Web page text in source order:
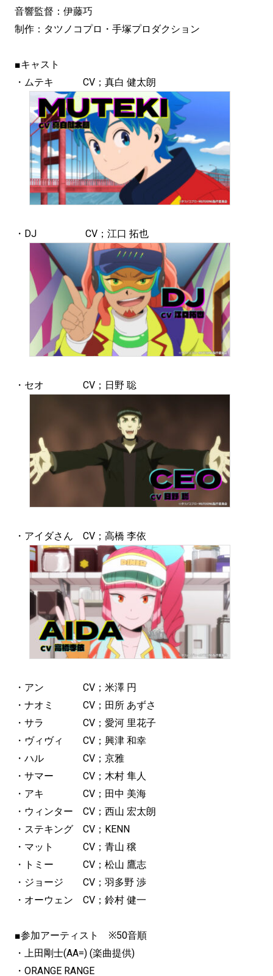
音響監督：伊藤巧
制作：タツノコプロ・手塚プロダクション
■キャスト
・ムテキ CV；真白 健太朗
・DJ CV；江口 拓也
・セオ CV；日野 聡
・アイダさん CV；高橋 李依
・アン CV；米澤 円
・ナオミ CV；田所 あずさ
・サラ CV；愛河 里花子
・ヴィヴィ CV；興津 和幸
・ハル CV；京雅
・サマー CV；木村 隼人
・アキ CV；田中 美海
・ウィンター CV；西山 宏太朗
・ステキング CV；KENN
・マット CV；青山 穣
・トミー CV；松山 鷹志
・ジョージ CV；羽多野 渉
・オーウェン CV；鈴村 健一
■参加アーティスト ※50音順
・上田剛士(AA=) (楽曲提供)
・ORANGE RANGE